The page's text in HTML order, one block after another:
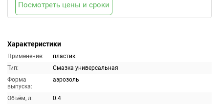
Характеристики
Применение:
пластик
Тип:
Смазка универсальная
Форма
выпуска:
аэрозоль
Объём, л:
0.4
Посмотреть цены и сроки